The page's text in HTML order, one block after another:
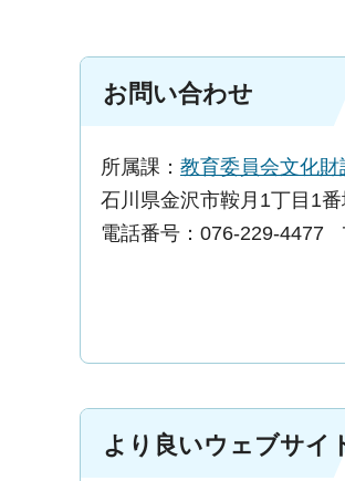
お問い合わせ
所属課： 教育委員会文化
石川県金沢市鞍月1丁目1
電話番号：076-229-4477
より良いウェブサイ